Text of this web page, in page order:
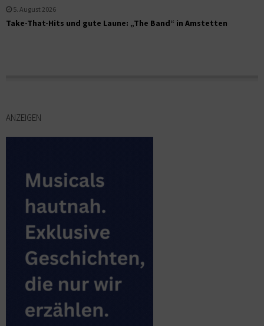
5. August 2026
Take-That-Hits und gute Laune: „The Band“ in Amstetten
ANZEIGEN